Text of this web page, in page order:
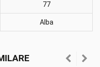
77
Alba